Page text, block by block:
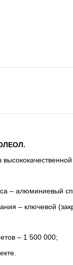
– алюминиевый
– ключевой
– 1 500 000;